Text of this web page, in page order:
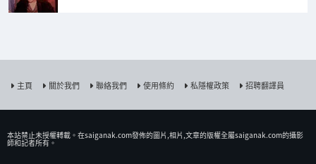
主頁 關於我們 聯絡我們 使用條約 私隱權政策 招聘翻譯員
本站禁止未授權𨍭載。在saiganak.com發佈的圖片,相片,文章的版權全屬saiganak.com的攝影
師和記者所有。